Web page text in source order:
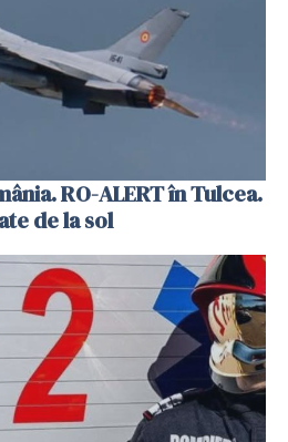
RO-ALERT în Tulcea.
de la sol